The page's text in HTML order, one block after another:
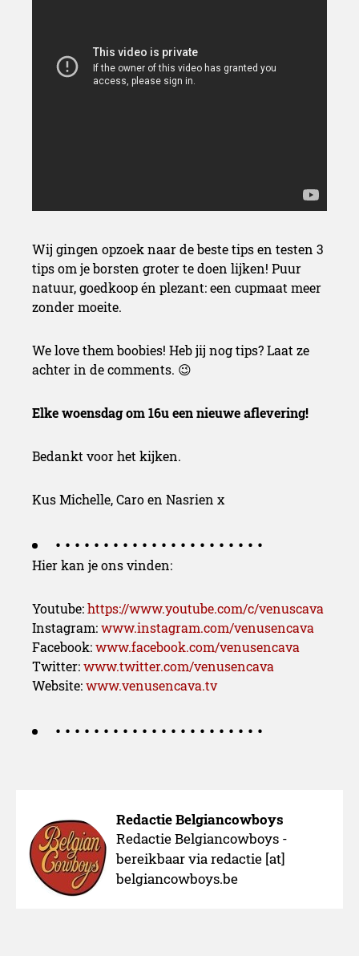
Wij gingen opzoek naar de beste tips en testen 3
tips om je borsten groter te doen lijken! Puur
natuur, goedkoop én plezant: een cupmaat meer
zonder moeite.
We love them boobies! Heb jij nog tips? Laat ze
achter in de comments. 😉
Elke woensdag om 16u een nieuwe aflevering!
Bedankt voor het kijken.
Kus Michelle, Caro en Nasrien x
• • • • • • • • • • • • • • • • • • • • • •
Hier kan je ons vinden:
Youtube:https://www.youtube.com/c/venuscava
Instagram:www.instagram.com/venusencava
Facebook:www.facebook.com/venusencava
Twitter:www.twitter.com/venusencava
Website:www.venusencava.tv
• • • • • • • • • • • • • • • • • • • • • •
Redactie Belgiancowboys
Redactie Belgiancowboys -
bereikbaar via redactie [at]
belgiancowboys.be